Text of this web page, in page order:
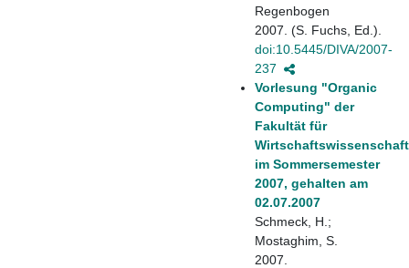
Regenbogen
2007. (S. Fuchs, Ed.).
doi:10.5445/DIVA/2007-
237
Vorlesung "Organic
Computing" der
Fakultät für
im Sommersemester
2007, gehalten am
02.07.2007
Schmeck, H.;
Mostaghim, S.
2007.